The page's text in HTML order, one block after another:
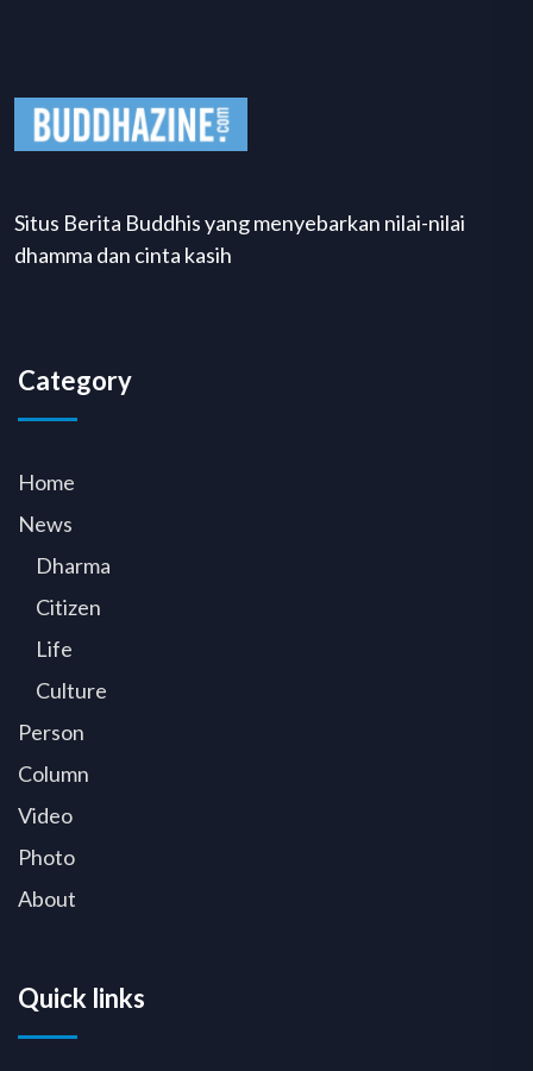
Situs Berita Buddhis yang menyebarkan nilai-nilai
dhamma dan cinta kasih
Category
Home
News
Dharma
Citizen
Life
Culture
Person
Column
Video
Photo
About
Quick links